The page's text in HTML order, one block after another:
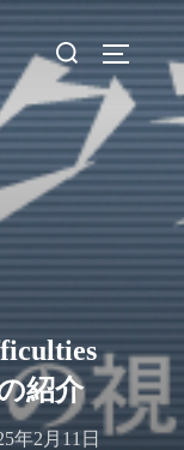
検
索
対
象:
サイド
紹介
年2月11日